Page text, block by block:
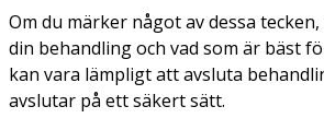
Om du märker något av dessa
din behandling och vad som är bäst
kan vara lämpligt att avsluta
avslutar på ett säkert sätt.